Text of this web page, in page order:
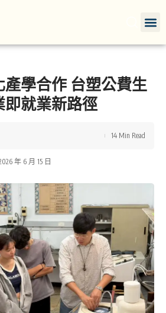
學合作 台塑公費生
即就業新路徑
年 6 月 15 日
14 Min Read